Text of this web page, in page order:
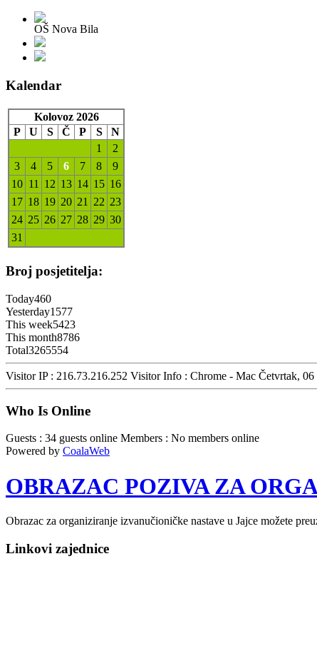
OŠ Nova Bila
Kalendar
Kolovoz 2026
P
U S Č P S
N
1
2
3
4 5 6 7 8
9
10 11 12 13 14 15 16
17 18 19 20 21 22 23
24 25 26 27 28 29 30
31
Broj posjetitelja:
Today460
Yesterday1577
This week5423
This month8786
Total3265554
Visitor IP : 216.73.216.252 Visitor Info : Chrome - Mac Četvrtak,
Who Is Online
Guests : 34 guests online Members : No members online
Powered by CoalaWeb
OBRAZAC POZIVA ZA
Obrazac za organiziranje izvanučioničke nastave u Jajce možete
Linkovi zajednice